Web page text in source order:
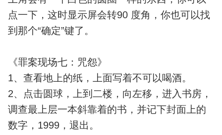
点一下，这时显示屏会转90 度角，你也可以找
到那个“确定”键了。
《罪案现场七：咒怨》
1、查看地上的纸，上面写着不可以喝酒。
2、点击圆球，上到二楼，向左移，进入书房，
调查最上层一本斜靠着的书，并记下封面上的
数字，1999，退出。